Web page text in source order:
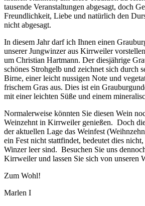
tausende Veranstaltungen abgesagt, doch
Freundlichkeit, Liebe und natürlich den
nicht abgesagt.
In diesem Jahr darf ich Ihnen einen
unserer Jungwinzer aus Kirrweiler
um Christian Hartmann. Der diesjährige
schönes Strohgelb und zeichnet sich durch
Birne, einer leicht nussigen Note und
frischem Gras aus. Dies ist ein
mit einer leichten Süße und einem
Normalerweise könnten Sie diesen Wein
Weinzehnt in Kirrweiler genießen. Doch
der aktuellen Lage das Weinfest
ein Fest nicht stattfindet, bedeutet dies
Winzer leer sind. Besuchen Sie uns
Kirrweiler und lassen Sie sich von unseren
Zum Wohl!
Marlen I